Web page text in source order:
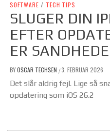
SOFTWARE / TECH TIPS
SLUGER DIN
EFTER
ER
BYOSCAR TECHSEN /3. FEBRUAR 2026
Det slår aldrig fejl. Lige så
opdatering som iOS 26.2